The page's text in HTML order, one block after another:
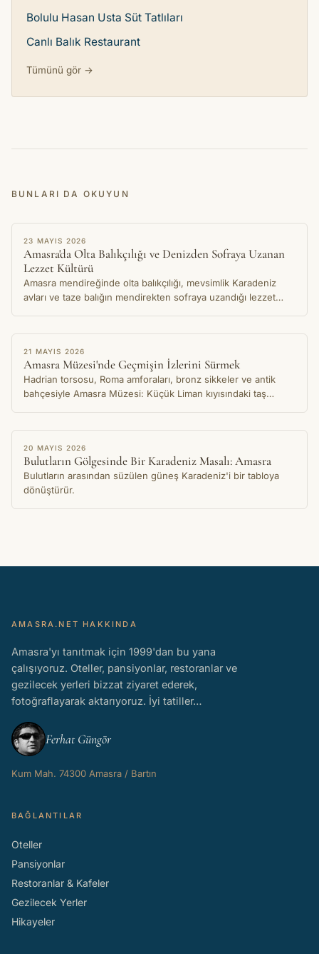
Bolulu Hasan Usta Süt Tatlıları
Canlı Balık Restaurant
Tümünü gör →
BUNLARI DA OKUYUN
HIKAYE
23 MAYIS 2026
Amasra'da Olta Balıkçılığı ve Denizden Sofraya Uzanan
Lezzet Kültürü
Amasra mendireğinde olta balıkçılığı, mevsimlik Karadeniz
avları ve taze balığın mendirekten sofraya uzandığı lezzet
HIKAYE
21 MAYIS 2026
Amasra Müzesi'nde Geçmişin İzlerini Sürmek
Hadrian torsosu, Roma amforaları, bronz sikkeler ve antik
bahçesiyle Amasra Müzesi: Küçük Liman kıyısındaki taş
HIKAYE
20 MAYIS 2026
Bulutların Gölgesinde Bir Karadeniz Masalı: Amasra
Bulutların arasından süzülen güneş Karadeniz'i bir tabloya
dönüştürür.
AMASRA.NET HAKKINDA
Amasra'yı tanıtmak için 1999'dan bu yana
çalışıyoruz. Oteller, pansiyonlar, restoranlar ve
gezilecek yerleri bizzat ziyaret ederek,
fotoğraflayarak aktarıyoruz. İyi tatiller…
Ferhat Güngör
Kum Mah. 74300 Amasra / Bartın
BAĞLANTILAR
Oteller
Pansiyonlar
Restoranlar & Kafeler
Gezilecek Yerler
Hikayeler